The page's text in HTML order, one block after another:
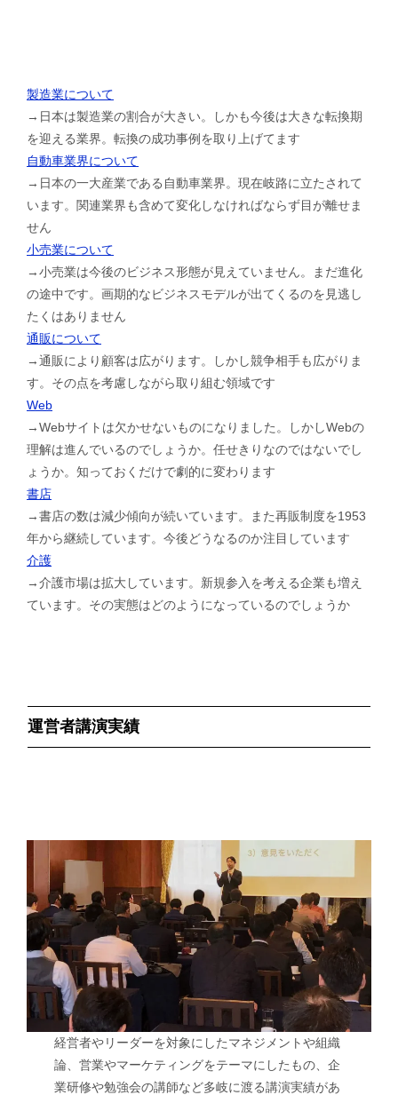
製造業について
→日本は製造業の割合が大きい。しかも今後は大きな転換期
を迎える業界。転換の成功事例を取り上げてます
自動車業界について
→日本の一大産業である自動車業界。現在岐路に立たされて
います。関連業界も含めて変化しなければならず目が離せま
せん
小売業について
→小売業は今後のビジネス形態が見えていません。まだ進化
の途中です。画期的なビジネスモデルが出てくるのを見逃し
たくはありません
通販について
→通販により顧客は広がります。しかし競争相手も広がりま
す。その点を考慮しながら取り組む領域です
Web
→Webサイトは欠かせないものになりました。しかしWebの
理解は進んでいるのでしょうか。任せきりなのではないでし
ょうか。知っておくだけで劇的に変わります
書店
→書店の数は減少傾向が続いています。また再販制度を1953
年から継続しています。今後どうなるのか注目しています
介護
→介護市場は拡大しています。新規参入を考える企業も増え
ています。その実態はどのようになっているのでしょうか
運営者講演実績
経営者やリーダーを対象にしたマネジメントや組織
論、営業やマーケティングをテーマにしたもの、企
業研修や勉強会の講師など多岐に渡る講演実績があ